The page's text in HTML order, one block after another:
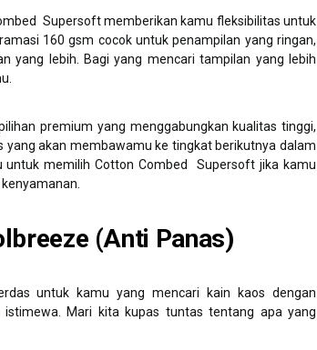
Supersoft memberikan kamu fleksibilitas untuk
160 gsm cocok untuk penampilan yang ringan,
yang lebih. Bagi yang mencari tampilan yang lebih
premium yang menggabungkan kualitas tinggi,
yang akan membawamu ke tingkat berikutnya dalam
untuk memilih Cotton Combed Supersoft jika kamu
(Anti Panas)
untuk kamu yang mencari kain kaos dengan
Mari kita kupas tuntas tentang apa yang